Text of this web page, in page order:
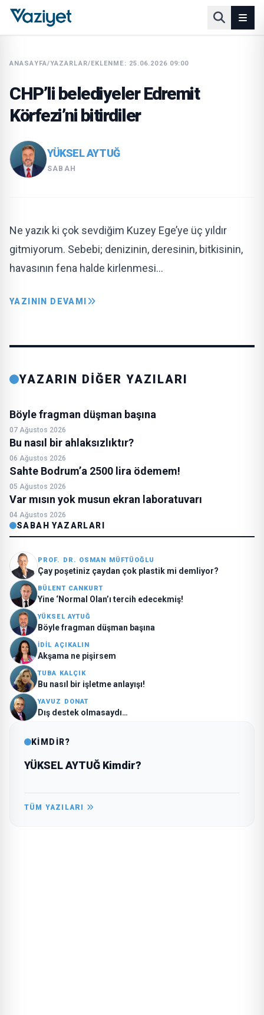
ANASAYFA/YAZARLAR/EKLENME: 25.06.2026 09:00
CHP’li belediyeler Edremit
Körfezi’ni bitirdiler
YÜKSEL AYTUĞ
SABAH
Ne yazık ki çok sevdiğim Kuzey Ege’ye üç yıldır
gitmiyorum. Sebebi; denizinin, deresinin, bitkisinin,
havasının fena halde kirlenmesi…
YAZININ DEVAMI
YAZARIN DİĞER YAZILARI
Böyle fragman düşman başına
07 Ağustos 2026
Bu nasıl bir ahlaksızlıktır?
06 Ağustos 2026
Sahte Bodrum’a 2500 lira ödemem!
05 Ağustos 2026
Var mısın yok musun ekran laboratuvarı
04 Ağustos 2026
SABAH YAZARLARI
PROF. DR. OSMAN MÜFTÜOĞLU
Çay poşetiniz çaydan çok plastik mi demliyor?
BÜLENT CANKURT
Yine ‘Normal Olan’ı tercih edecekmiş!
YÜKSEL AYTUĞ
Böyle fragman düşman başına
İDİL AÇIKALIN
Akşama ne pişirsem
TUBA KALÇIK
Bu nasıl bir işletme anlayışı!
YAVUZ DONAT
Dış destek olmasaydı…
KİMDİR?
YÜKSEL AYTUĞ Kimdir?
TÜM YAZILARI